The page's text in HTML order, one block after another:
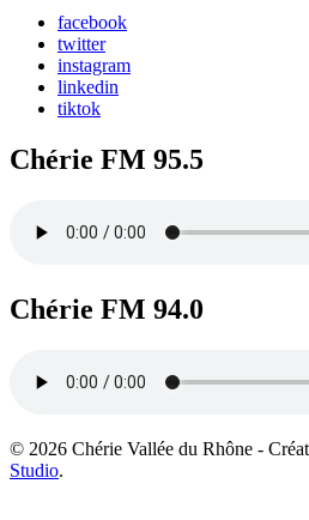
facebook
twitter
instagram
linkedin
tiktok
Chérie FM 95.5
Chérie FM 94.0
© 2026 Chérie Vallée du Rhône -
Studio.